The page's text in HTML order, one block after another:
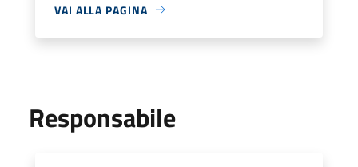
VAI ALLA PAGINA
Responsabile